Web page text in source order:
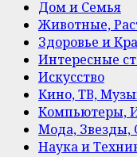
Дом и Семья
Животные,
Здоровье и
Интересные
Искусство
Кино, ТВ,
Компьютеры,
Мода, Звезды,
Наука и